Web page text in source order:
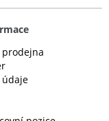
prodejna
údaje